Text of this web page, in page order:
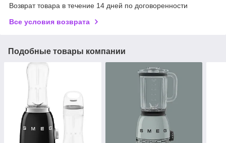
Возврат товара в течение 14 дней по договоренности
Все условия возврата
Подобные товары компании